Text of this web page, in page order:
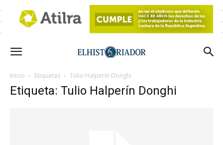
Inicio Etiquetas Tulio Halperín Donghi
Etiqueta: Tulio Halperín Donghi